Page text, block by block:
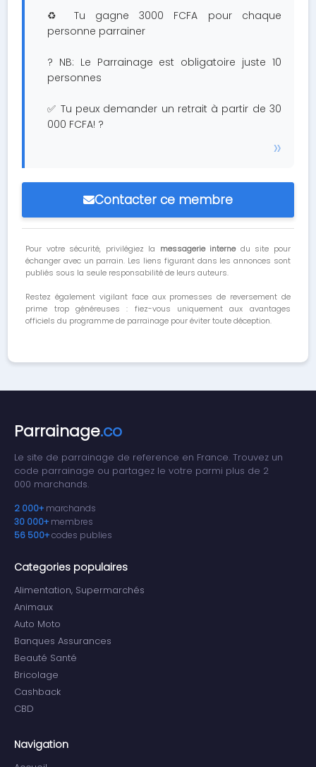
♻️ Tu gagne 3000 FCFA pour chaque
personne parrainer
? NB: Le Parrainage est obligatoire juste 10
personnes
✅ Tu peux demander un retrait à partir de 30
000 FCFA! ?
Contacter ce membre
Pour votre sécurité, privilégiez la messagerie internedu site pour
échanger avec un parrain. Les liens figurant dans les annonces sont
publiés sous la seule responsabilité de leurs auteurs.
Restez également vigilant face aux promesses de reversement de
prime trop généreuses : fiez-vous uniquement aux avantages
officiels du programme de parrainage pour éviter toute déception.
Parrainage.co
Le site de parrainage de reference en France. Trouvez un
code parrainage ou partagez le votre parmi plus de 2
000 marchands.
2 000+ marchands
30 000+ membres
56 500+codes publies
Categories populaires
Alimentation, Supermarchés
Animaux
Auto Moto
Banques Assurances
Beauté Santé
Bricolage
Cashback
CBD
Navigation